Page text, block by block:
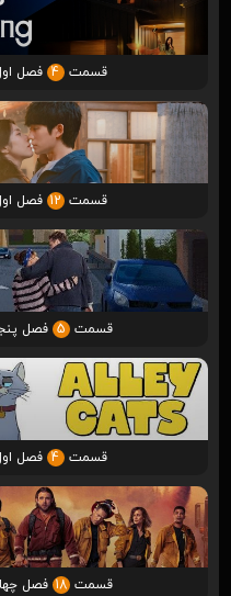
قسمت 4 فصل
قسمت 12 فصل
قسمت 5 فصل
قسمت 4 فصل
قسمت18 فصل